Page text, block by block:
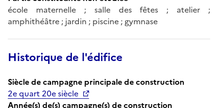
école maternelle ; salle des fêtes ; atelier ;
amphithéâtre ; jardin ; piscine ; gymnase
Historique de l'édifice
Siècle de campagne principale de construction
2e quart 20e siècle
Année(s) de(s) campagne(s) de construction